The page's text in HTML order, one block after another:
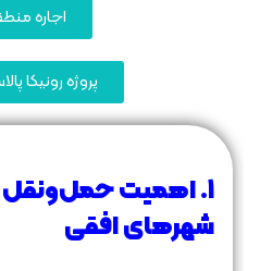
اجاره
پروژه رونیکا
۱. اهمیت حمل‌ونقل
شهرهای افقی